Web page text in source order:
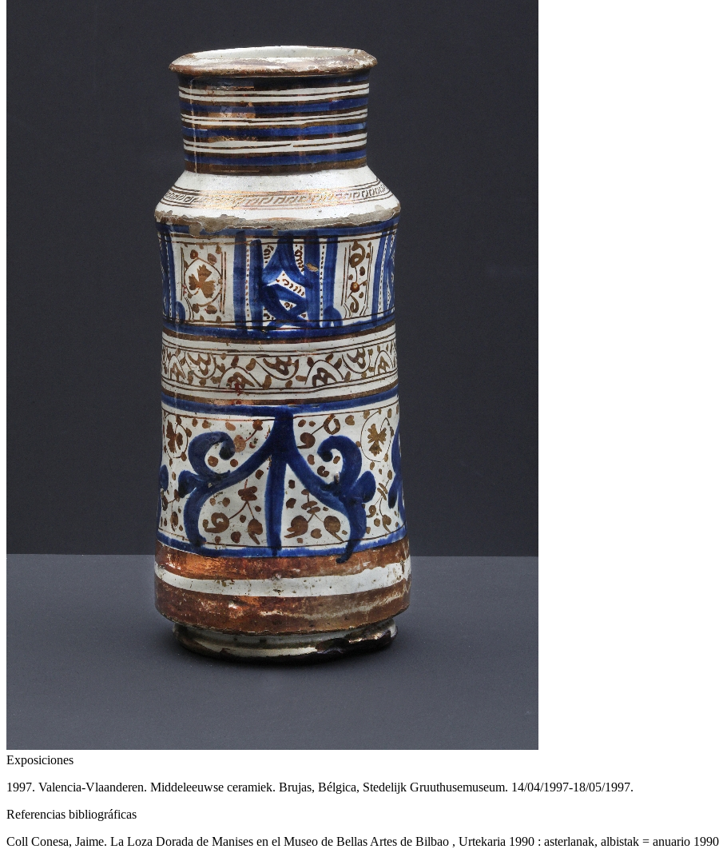
Exposiciones
1997. Valencia-Vlaanderen. Middeleeuwse ceramiek. Brujas, Bélgica, Stedelijk Gruuthusemuseum. 14/04/1997-18/05/1997.
Referencias bibliográficas
Coll Conesa, Jaime. La Loza Dorada de Manises en el Museo de Bellas Artes de Bilbao , Urtekaria 1990 : asterlanak, albistak = anuario